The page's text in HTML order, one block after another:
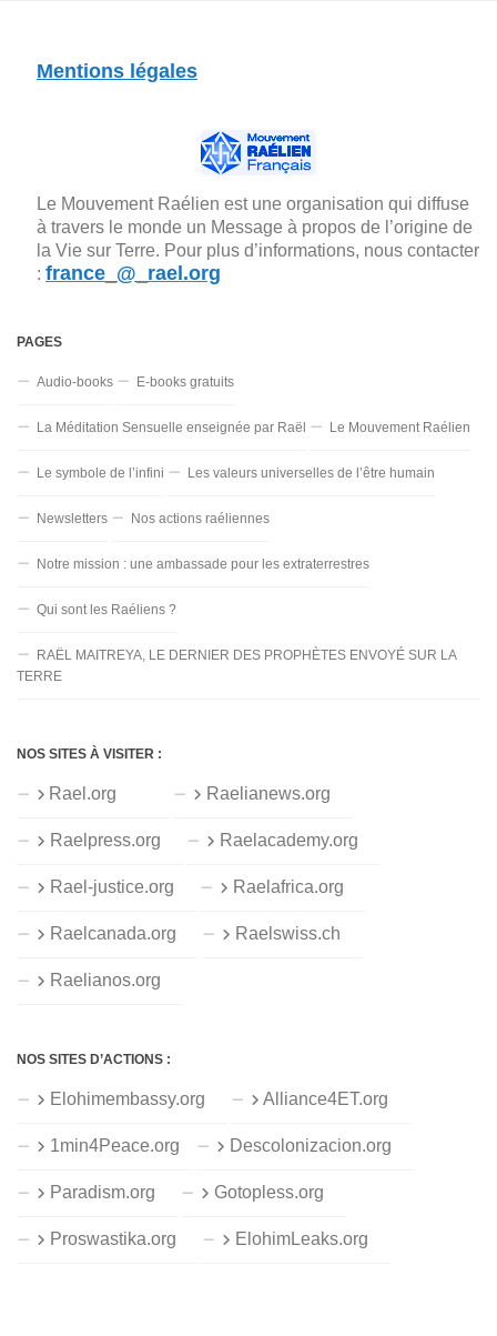
Mentions légales
Le Mouvement Raélien est une organisation qui diffuse
à travers le monde un Message à propos de l’origine de
la Vie sur Terre. Pour plus d’informations, nous contacter
: france_@_rael.org
PAGES
Audio-books E-books gratuits
La Méditation Sensuelle enseignée par Raël Le Mouvement Raélien
Le symbole de l’infini Les valeurs universelles de l’être humain
Newsletters Nos actions raéliennes
Notre mission : une ambassade pour les extraterrestres
Qui sont les Raéliens ?
RAËL MAITREYA, LE DERNIER DES PROPHÈTES ENVOYÉ SUR LA
TERRE
NOS SITES À VISITER :
Rael.org Raelianews.org
Raelpress.org Raelacademy.org
Rael-justice.org Raelafrica.org
Raelcanada.org Raelswiss.ch
Raelianos.org
NOS SITES D’ACTIONS :
Elohimembassy.org Alliance4ET.org
1min4Peace.org Descolonizacion.org
Paradism.org Gotopless.org
Proswastika.org ElohimLeaks.org